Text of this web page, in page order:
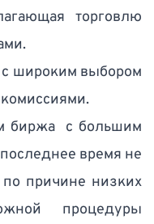
торговлю
широким выбором
биржа  с большим
время не
по причине низких
процедуры